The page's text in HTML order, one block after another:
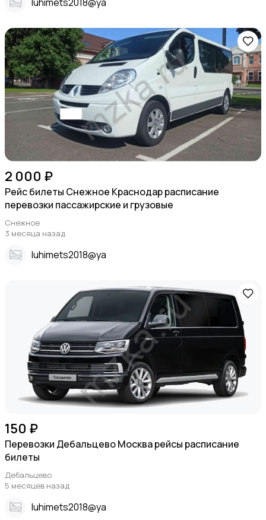
2 000 ₽
Рейс билеты Снежное Краснодар расписание
перевозки пассажирские и грузовые
Снежное
3 месяца назад
Iuhimets2018@ya
150 ₽
Перевозки Дебальцево Москва рейсы расписание
билеты
Дебальцево
5 месяцев назад
Iuhimets2018@ya